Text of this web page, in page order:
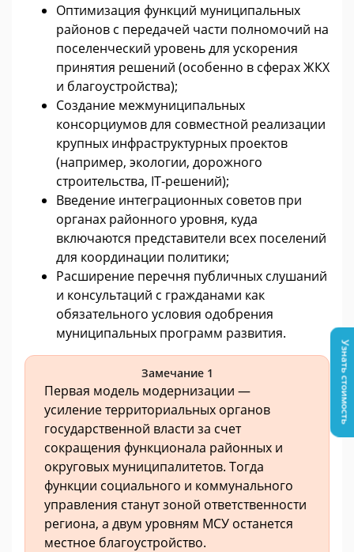
Оптимизация функций муниципальных
районов с передачей части полномочий на
поселенческий уровень для ускорения
принятия решений (особенно в сферах ЖКХ
и благоустройства);
Создание межмуниципальных
консорциумов для совместной реализации
крупных инфраструктурных проектов
(например, экологии, дорожного
строительства, IT‑решений);
Введение интеграционных советов при
органах районного уровня, куда
включаются представители всех поселений
для координации политики;
Расширение перечня публичных слушаний
и консультаций с гражданами как
обязательного условия одобрения
муниципальных программ развития.
Замечание 1
Первая модель модернизации —
усиление территориальных органов
государственной власти за счет
сокращения функционала районных и
округовых муниципалитетов. Тогда
функции социального и коммунального
управления станут зоной ответственности
региона, а двум уровням МСУ останется
местное благоустройство.
Узнать стоимость